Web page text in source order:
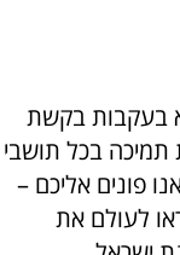
בעקבות בקשת
בכל תושבי
פונים אליכם –
לעולם את